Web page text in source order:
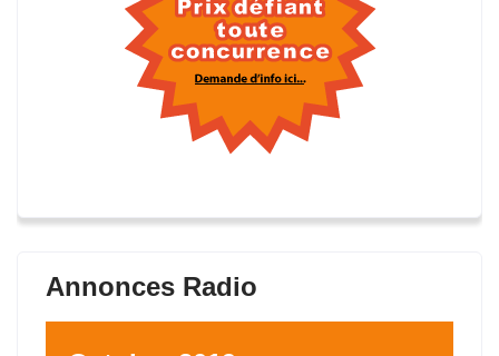
Annonces Radio